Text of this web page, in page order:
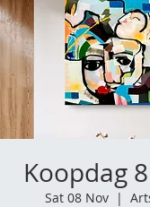
Koopdag
Sat 08 Nov
  |